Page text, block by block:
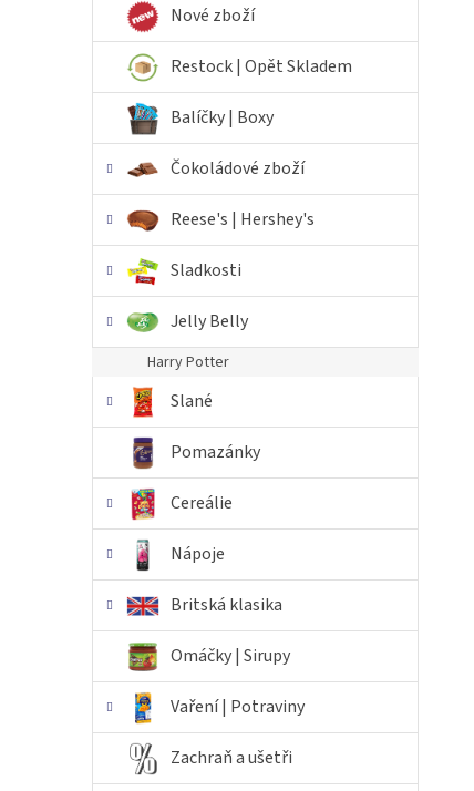
í
Nové zboží
Restock | Opět Skladem
Balíčky | Boxy
Čokoládové zboží
Reese's | Hershey's
Sladkosti
Jelly Belly
Harry Potter
Slané
Pomazánky
Cereálie
Nápoje
Britská klasika
Omáčky | Sirupy
Vaření | Potraviny
Zachraň a ušetři